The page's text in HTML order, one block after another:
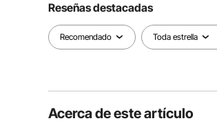
Reseñas destacadas
Recomendado Toda estrella
Acerca de este artículo